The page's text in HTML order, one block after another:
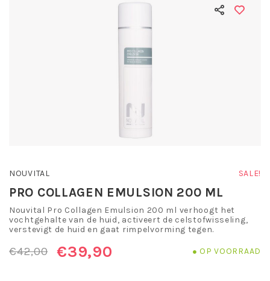
NOUVITAL SALE!
PRO COLLAGEN EMULSION 200 ML
Nouvital Pro Collagen Emulsion 200 ml verhoogt het
vochtgehalte van de huid, activeert de celstofwisseling,
verstevigt de huid en gaat rimpelvorming tegen.
€42,00 €39,90 OP VOORRAAD